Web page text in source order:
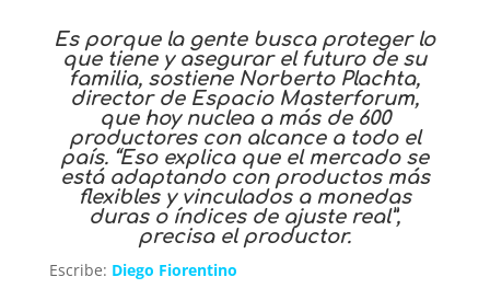
Es porque la gente busca proteger lo
que tiene y asegurar el futuro de su
familia, sostiene Norberto Plachta,
director de Espacio Masterforum,
que hoy nuclea a más de 600
productores con alcance a todo el
país. “Eso explica que el mercado se
está adaptando con productos más
flexibles y vinculados a monedas
duras o índices de ajuste real”,
precisa el productor.
Escribe: Diego Fiorentino